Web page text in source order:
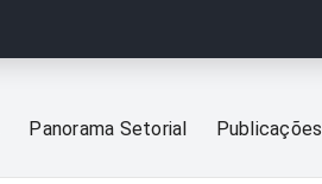
Panorama Setorial Publicações